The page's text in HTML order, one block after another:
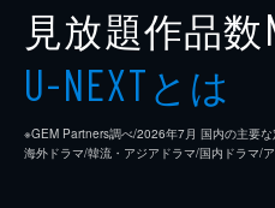
見放題作品数
U-NEXTとは
※GEM Partners調べ/2026年7⽉ 国内の主要
海外ドラマ/韓流・アジアドラマ/国内ドラマ/